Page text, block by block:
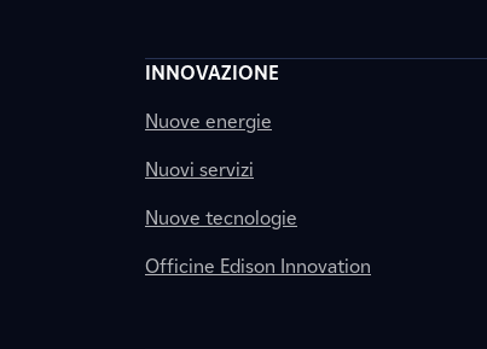
INNOVAZIONE
Nuove energie
Nuovi servizi
Nuove tecnologie
Officine Edison Innovation